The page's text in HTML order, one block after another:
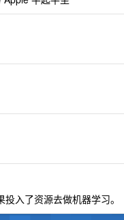
入了资源去做机器学习。